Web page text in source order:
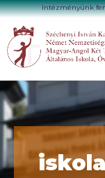
Intézményünk